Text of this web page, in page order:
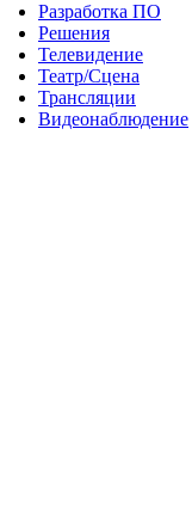
Разработка ПО
Решения
Телевидение
Театр/Сцена
Трансляции
Видеонаблюдение